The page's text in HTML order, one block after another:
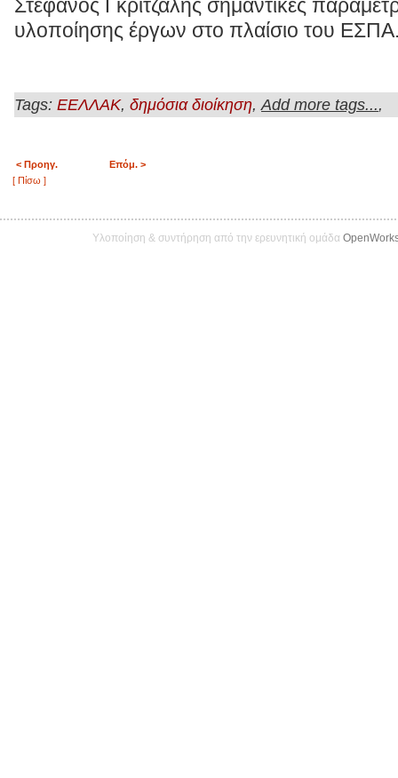
Στέφανος Γκρίτζαλης σημαντικές
υλοποίησης έργων στο πλαίσιο του
Tags: EEΛΛΑΚ, δημόσια διοίκηση, Add more tags...,
< Προηγ.
Επόμ. >
[ Πίσω ]
Υλοποίηση & συντήρηση από την ερευνητική ομάδα